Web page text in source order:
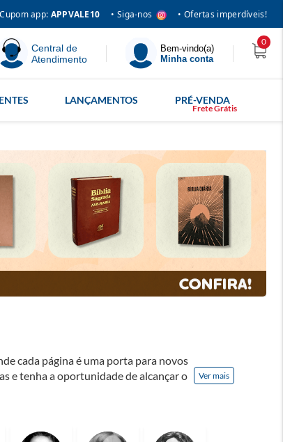
app: APPVALE10 • Siga-nos • Ofertas imperdíveis!
Central de
Atendimento
Bem-vindo(a)
Minha conta
0
LANÇAMENTOS PRÉ-VENDA
cada página é uma porta para novos
e tenha a oportunidade de alcançar o
Ver mais